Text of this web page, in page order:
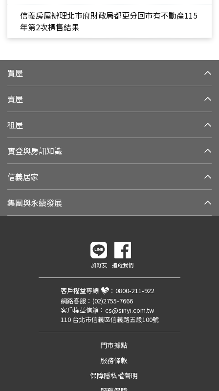
信義房屋辦理北市府財政局都更分回市有不動產115
年第2次標售結果
買屋
賣屋
租屋
實登與房訊知識
信義居家
集團與永續發展
加好友 追蹤我們
客戶權益專線 ： 0800-211-922
網路客服： (02)2755-7666
客戶權益信箱： cs@sinyi.com.tw
110 台北市信義區信義路五段100號
門市據點
服務條款
保障隱私權聲明